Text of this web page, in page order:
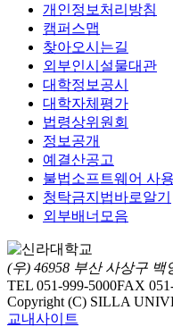
개인정보처리방침
캠퍼스맵
찾아오시는길
외부인시설물대관
대학정보공시
대학자체평가
법령상위원회
정보공개
예결산공고
불법소프트웨어 사
청탁금지법바로알기
외부배너모음
(우) 46958 부산 사상구 백
TEL 051-999-5000FAX
Copyright (C) SILLA
교내사이트